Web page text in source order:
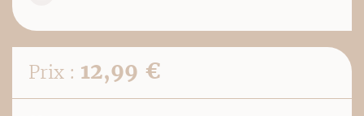
Prix : 12,99 €